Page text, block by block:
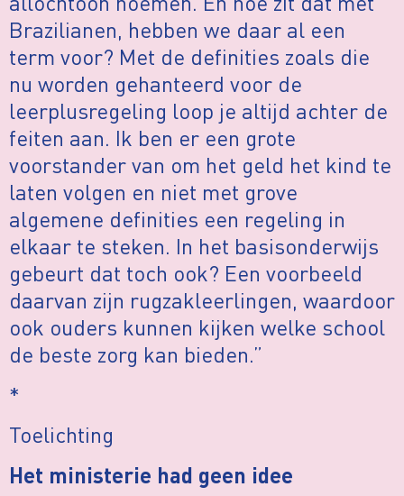
Brazilianen, hebben we daar al een
term voor? Met de definities zoals die
nu worden gehanteerd voor de
leerplusregeling loop je altijd achter de
feiten aan. Ik ben er een grote
voorstander van om het geld het kind te
laten volgen en niet met grove
algemene definities een regeling in
elkaar te steken. In het basisonderwijs
gebeurt dat toch ook? Een voorbeeld
daarvan zijn rugzakleerlingen, waardoor
ook ouders kunnen kijken welke school
de beste zorg kan bieden.”
*
Toelichting
Het ministerie had geen idee